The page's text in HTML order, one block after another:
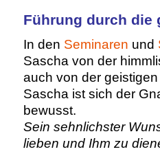
Führung durch die
In den Seminaren und
Sascha von der
auch von der
Sascha ist sich der
bewusst.
Sein sehnlichster
lieben und Ihm zu